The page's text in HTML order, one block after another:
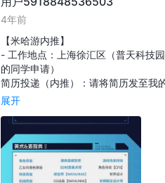
4年前
【米哈游内推】
- 工作地点：上海徐汇区（普天科技
的同学申请）
简历投递（内推）：请将简历发至
展开